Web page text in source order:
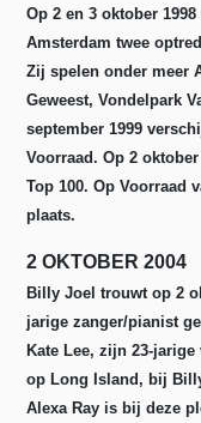
Op 2 en 3 oktober
Amsterdam twee
Zij spelen onder meer
Geweest, Vondelpark
september 1999
Voorraad. Op 2
Top 100. Op Voorraad
plaats.
2 OKTOBER 2004
Billy Joel trouwt op 2
jarige zanger/pianist
Kate Lee, zijn 23-
op Long Island, bij
Alexa Ray is bij deze